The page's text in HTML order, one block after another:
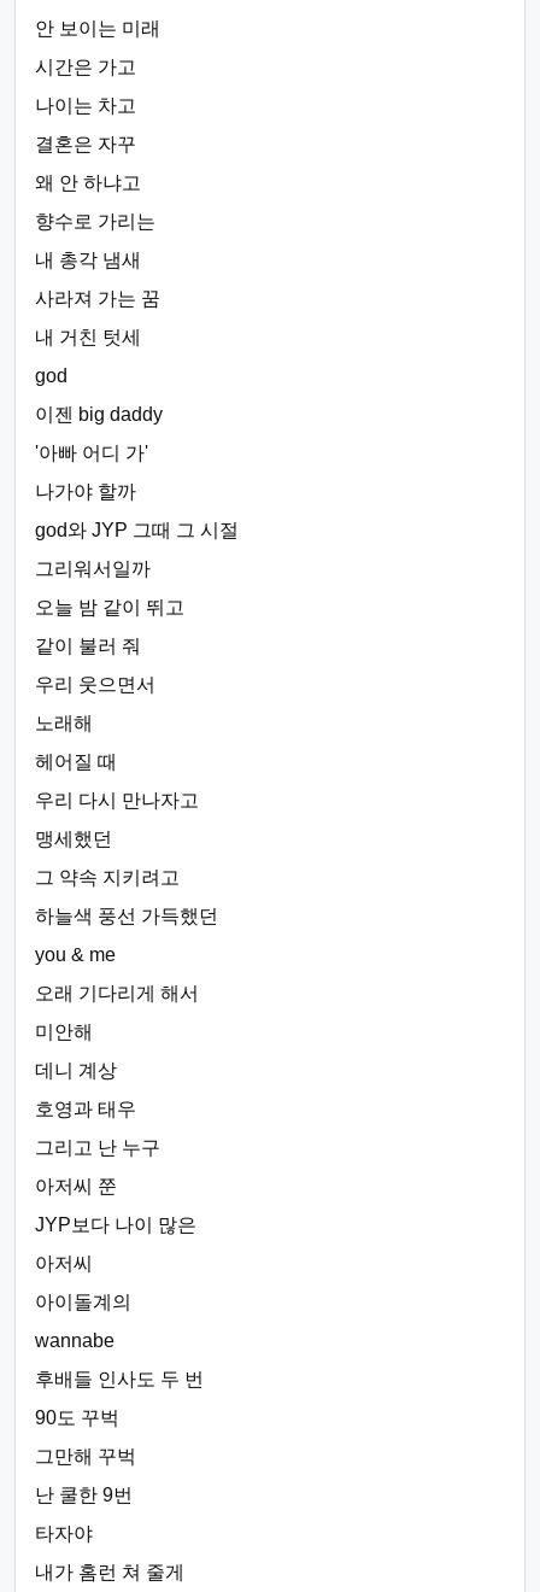
안 보이는 미래
시간은 가고
나이는 차고
결혼은 자꾸
왜 안 하냐고
향수로 가리는
내 총각 냄새
사라져 가는 꿈
내 거친 텃세
god
이젠 big daddy
'아빠 어디 가'
나가야 할까
god와 JYP 그때 그 시절
그리워서일까
오늘 밤 같이 뛰고
같이 불러 줘
우리 웃으면서
노래해
헤어질 때
우리 다시 만나자고
맹세했던
그 약속 지키려고
하늘색 풍선 가득했던
you & me
오래 기다리게 해서
미안해
데니 계상
호영과 태우
그리고 난 누구
아저씨 쭌
JYP보다 나이 많은
아저씨
아이돌계의
wannabe
후배들 인사도 두 번
90도 꾸벅
그만해 꾸벅
난 쿨한 9번
타자야
내가 홈런 쳐 줄게